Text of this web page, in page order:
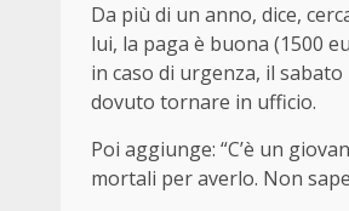
Da più di un anno, dice,
lui, la paga è buona (1500
in caso di urgenza, il
dovuto tornare in ufficio.
Poi aggiunge: “C’è un
mortali per averlo. Non